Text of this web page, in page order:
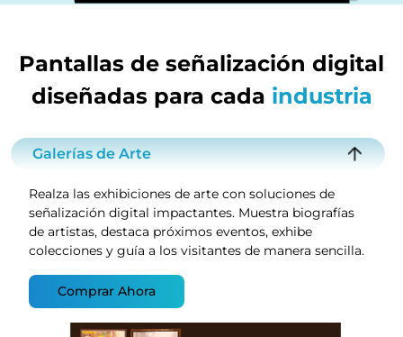
Pantallas de señalización digital
diseñadas para cada industria
Galerías de Arte
Realza las exhibiciones de arte con soluciones de
señalización digital impactantes. Muestra biografías
de artistas, destaca próximos eventos, exhibe
colecciones y guía a los visitantes de manera sencilla.
Comprar Ahora